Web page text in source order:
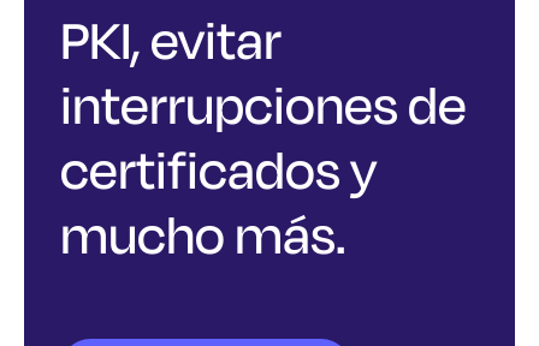
PKI, evitar
interrupciones de
certificados y
mucho más.